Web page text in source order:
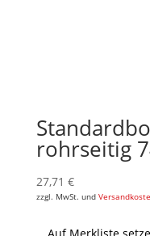
rohrseitig
27,71 €
zzgl. MwSt. und